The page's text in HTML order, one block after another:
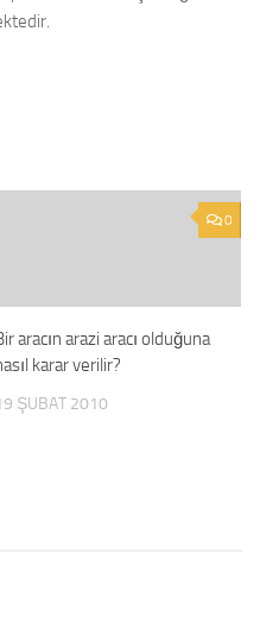
0
aracın arazi aracı olduğuna
karar verilir?
ŞUBAT 2010